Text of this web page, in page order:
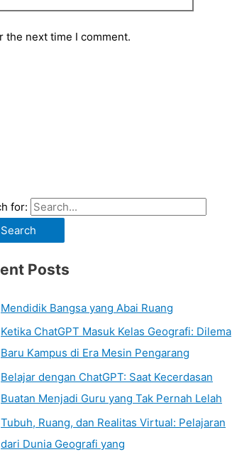
the next time I comment.
for:
Posts
Mendidik Bangsa yang Abai Ruang
Ketika ChatGPT Masuk Kelas Geografi: Dilema
Baru Kampus di Era Mesin Pengarang
Belajar dengan ChatGPT: Saat Kecerdasan
Buatan Menjadi Guru yang Tak Pernah Lelah
Tubuh, Ruang, dan Realitas Virtual: Pelajaran
dari Dunia Geografi yang